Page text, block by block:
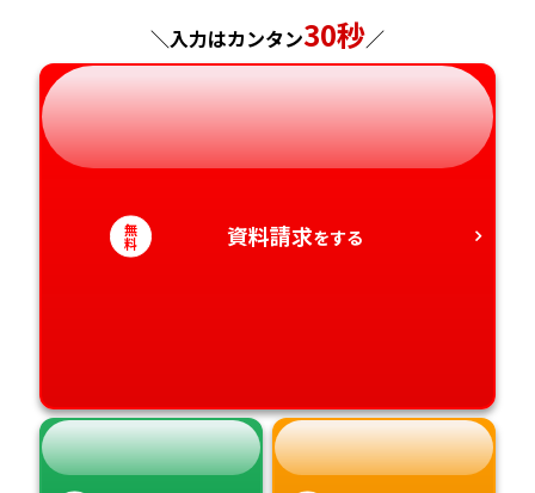
神奈川県
岐阜県
静岡県
愛知県
奈良県
和歌山県
山口県
徳島県
香川県
長崎県
熊本県
大分県
宮崎県
＼入力はカンタン30秒／
無
料 資料請求をする